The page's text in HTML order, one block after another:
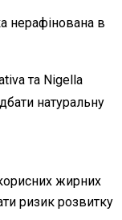
нерафінована в
та Nigella
натуральну
жирних
ризик розвитку